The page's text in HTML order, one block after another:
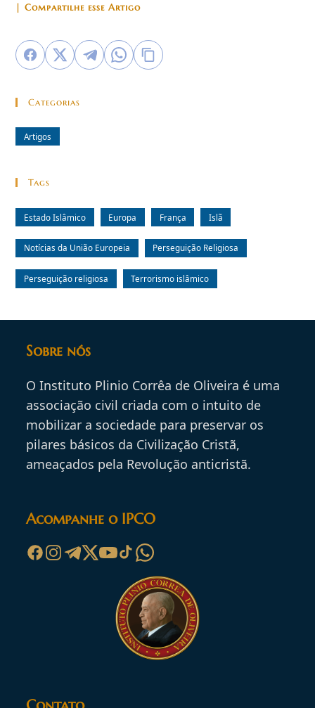
| Compartilhe esse Artigo
Categorias
Artigos
Tags
Estado Islâmico Europa França Islã
Notícias da União Europeia Perseguição Religiosa
Perseguição religiosa Terrorismo islâmico
Sobre nós
O Instituto Plinio Corrêa de Oliveira é uma
associação civil criada com o intuito de
mobilizar a sociedade para preservar os
pilares básicos da Civilização Cristã,
ameaçados pela Revolução anticristã.
Acompanhe o IPCO